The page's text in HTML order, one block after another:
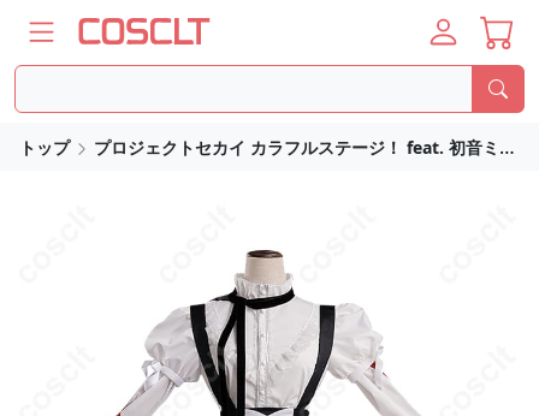
トップ プロジェクトセカイ カラフルステージ！ feat. 初音ミク（プロセカ）